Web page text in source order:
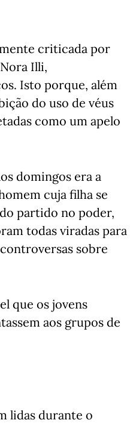
criticada por
Illi,
Isto porque, além
do uso de véus
como um apelo
domingos era a
cuja filha se
partido no poder,
todas viradas para
sobre
que os jovens
aos grupos de
lidas durante o